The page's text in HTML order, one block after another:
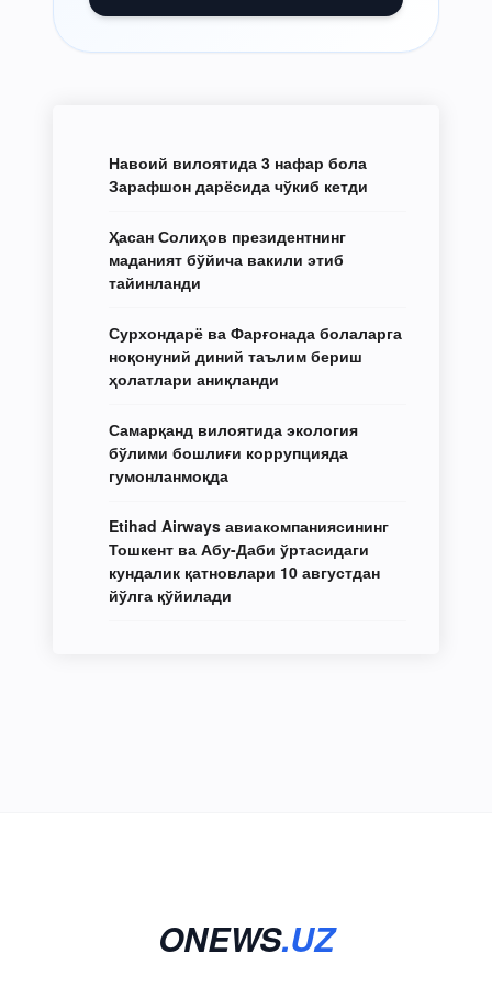
Навоий вилоятида 3 нафар бола
Зарафшон дарёсида чўкиб кетди
Ҳасан Солиҳов президентнинг
маданият бўйича вакили этиб
тайинланди
Сурхондарё ва Фарғонада болаларга
ноқонуний диний таълим бериш
ҳолатлари аниқланди
Самарқанд вилоятида экология
бўлими бошлиғи коррупцияда
гумонланмоқда
Etihad Airways авиакомпаниясининг
Тошкент ва Абу-Даби ўртасидаги
кундалик қатновлари 10 августдан
йўлга қўйилади
ONEWS.UZ